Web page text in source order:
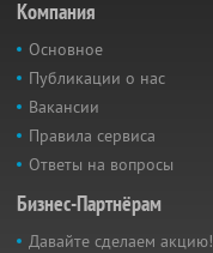
Компания
Основное
Публикации о нас
Вакансии
Правила сервиса
Ответы на вопросы
Бизнес-Партнёрам
Давайте сделаем акцию!